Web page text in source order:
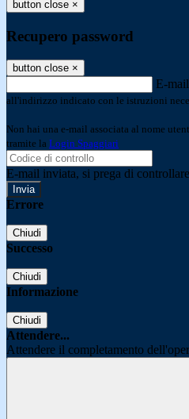
button close ×
Recupero password
button close ×
E-mail
all'indirizzo indicato con le istruzioni
Non hai una e-mail associata al nome
tramite la Login Spaggiari
E-mail inviata, si prega di
Errore
Chiudi
Successo
Chiudi
Informazione
Chiudi
Attendere...
Attendere il completamento